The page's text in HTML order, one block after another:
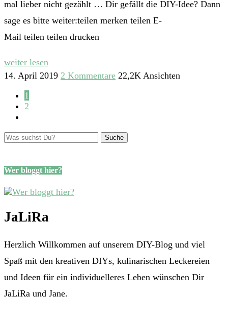
mal lieber nicht gezählt … Dir gefällt die DIY-Idee? Dann
sage es bitte weiter:teilen merken teilen E-
Mail teilen teilen drucken
weiter lesen
14. April 2019 2 Kommentare 22,2K Ansichten
1
2
Wer bloggt hier?
JaLiRa
Herzlich Willkommen auf unserem DIY-Blog und viel
Spaß mit den kreativen DIYs, kulinarischen Leckereien
und Ideen für ein individuelleres Leben wünschen Dir
JaLiRa und Jane.